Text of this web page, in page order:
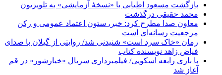
بازگشت مسعود اطیابی با «نسخهٔ آزمایشی» به تلویزیون
محمد حقیقی درگذشت
معاون صدا مطرح کرد: خبر، ستون اعتماد عمومی و رکن
مرجعیت رسانه‌ای است
رمان «خاک سرد است» شنیدنی شد/ روایتی از گیلان با صدای
فیاض زاهد نویسنده کتاب
با بازی رابعه اسکویی/ فیلمبرداری سریال «خیارشور» در قم
آغاز شد